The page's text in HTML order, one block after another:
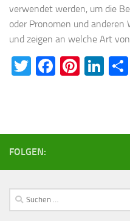
verwendet werden, um die
oder Pronomen und anderen
und zeigen an welche Art von
Twitter
Facebook
FOLGEN:
Suchen
nach: